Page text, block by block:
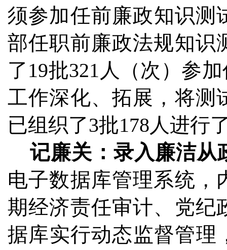
须参加任前廉政知识测
部任职前廉政法规知识
了19批321人（次）参
工作深化、拓展，将测
已组织了3批178人进行
记廉关：录入廉洁从
电子数据库管理系统，
期经济责任审计、党纪
据库实行动态监督管理